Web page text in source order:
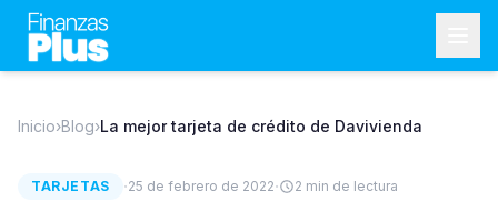
Inicio›Blog›La mejor tarjeta de crédito de Davivienda
TARJETAS ·25 de febrero de 2022· 2 min de lectura